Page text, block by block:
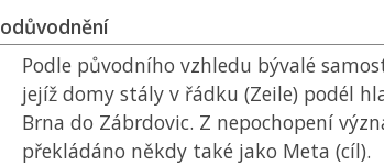
odůvodnění
Podle původního vzhledu bývalé
jejíž domy stály v řádku (Zeile) podél
Brna do Zábrdovic. Z nepochopení
překládáno někdy také jako Meta (cíl).